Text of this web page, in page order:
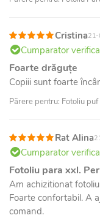
Cristina
Cumparator
Foarte drăguțe
Copiii sunt foarte
Părere pentru: Fotoliu puf
Rat Alina
Cumparator
Fotoliu para xxl.
Am achizitionat
Foarte confortabil. A
comand.